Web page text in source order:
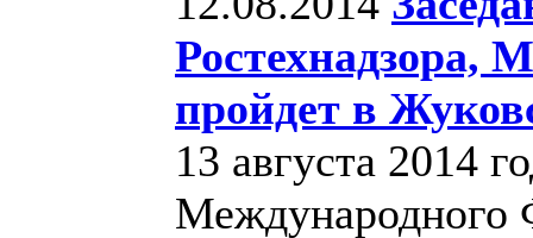
Ростехнадзора,
пройдет в
13 августа 2014
Международного